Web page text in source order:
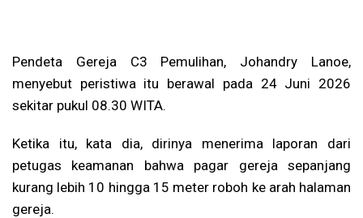
Pendeta Gereja C3 Pemulihan, Johandry Lanoe,
menyebut peristiwa itu berawal pada 24 Juni 2026
sekitar pukul 08.30 WITA.
Ketika itu, kata dia, dirinya menerima laporan dari
petugas keamanan bahwa pagar gereja sepanjang
kurang lebih 10 hingga 15 meter roboh ke arah halaman
gereja.